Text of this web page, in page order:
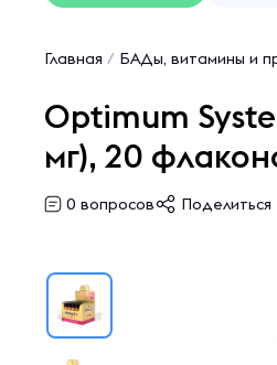
Главная / БАДы, витамины и
Optimum
мг), 20
0 вопросов Поделиться